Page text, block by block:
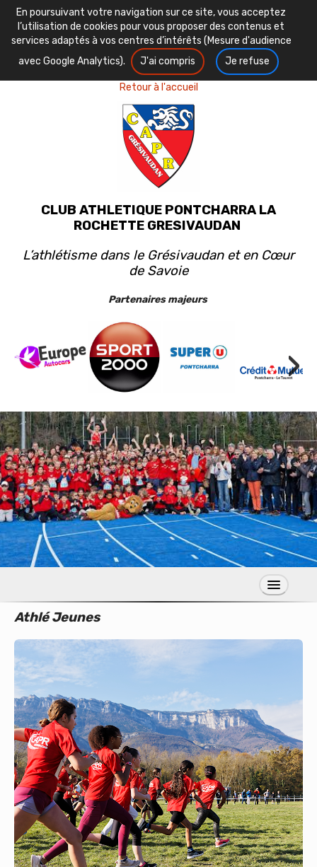
En poursuivant votre navigation sur ce site, vous acceptez
l’utilisation de cookies pour vous proposer des contenus et
services adaptés à vos centres d’intérêts (Mesure d'audience
avec Google Analytics).
J'ai compris Je refuse
Retour à l'accueil
CLUB ATHLETIQUE PONTCHARRA LA
ROCHETTE GRESIVAUDAN
L’athlétisme dans le Grésivaudan et en Cœur
de Savoie
Partenaires majeurs
›
S’inscrire
Calendrier
Bénévoles
Nos événements
Vie du club
Partenaires
Athlé Jeunes